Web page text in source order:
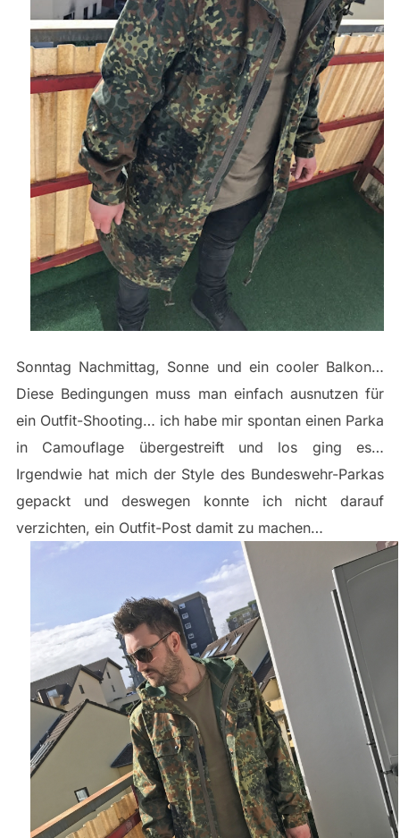
Sonntag Nachmittag, Sonne und ein cooler Balkon…
Diese Bedingungen muss man einfach ausnutzen für
ein Outfit-Shooting… ich habe mir spontan einen Parka
in Camouflage übergestreift und los ging es…
Irgendwie hat mich der Style des Bundeswehr-Parkas
gepackt und deswegen konnte ich nicht darauf
verzichten, ein Outfit-Post damit zu machen…